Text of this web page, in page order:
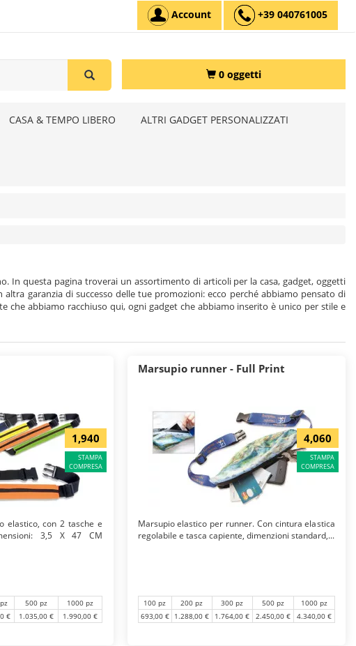
Account +39 040761005
0 oggetti
CASA & TEMPO LIBERO ALTRI GADGET PERSONALIZZATI
In questa pagina troverai un assortimento di articoli per la casa, gadget, oggetti
che abbiamo racchiuso qui, ogni gadget che abbiamo inserito è unico per stile e
1,940
STAMPA
COMPRESA
elastico, con 2 tasche e
3,5 X 47 CM
500 pz
1000 pz
€ 1.035,00 € 1.990,00 €
Marsupio runner - Full Print
4,060
STAMPA
COMPRESA
Marsupio elastico per runner. Con cintura elastica
regolabile e tasca capiente, dimenzioni standard,...
100 pz 200 pz 300 pz 500 pz
1000 pz
693,00 € 1.288,00 € 1.764,00 € 2.450,00 € 4.340,00 €